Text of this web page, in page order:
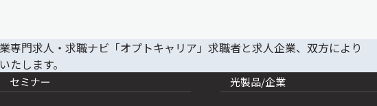
セミナー 光製品/企業